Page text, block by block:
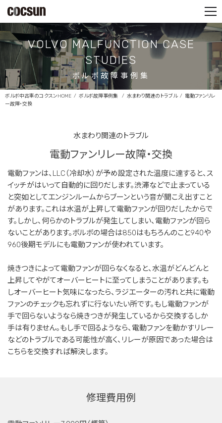
CONTACT
VOLVO MALFUNCTION CASE
STUDIES
ボルボ故障事例集
ボルボ中古車のコクスンHOME ボルボ故障事例集 水まわり関連のトラブル
電動ファンリレ
ー故障・交換
水まわり関連のトラブル
電動ファンリレー故障・交換
電動ファンは、LLC（冷却水）が予め設定された温度に達すると、ス
イッチがはいって自動的に回りだします。渋滞などで止まっている
と突如としてエンジンルームからブーンという音が聞こえ出すこと
があります。これは水温が上昇して電動ファンが回りだしたからで
す。しかし、何らかのトラブルが発生してしまい、電動ファンが回ら
ないことがあります。ボルボの場合は850はもちろんのこと940や
960後期モデルにも電動ファンが使われています。
焼きつきによって電動ファンが回らなくなると、水温がどんどんと
上昇してやがてオーバーヒートに至ってしまうことがあります。も
しオーバーヒート気味になったら、ラジエーターの汚れと共に電動
ファンのチェックも忘れずに行ないたい所です。もし電動ファンが
手で回らないようなら焼きつきが発生しているから交換するしか
手は有りません。もし手で回るようなら、電動ファンを動かすリレー
などのトラブルである可能性が高く、リレーが原因であった場合は
こちらを交換すれば解決します。
修理費用例